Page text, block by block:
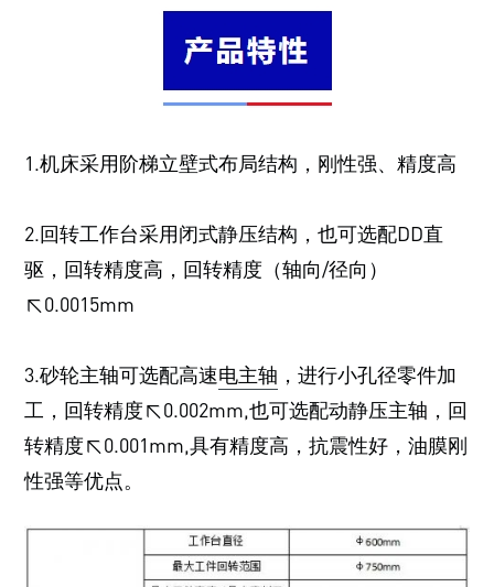
1.机床采用阶梯立壁式布局结构，刚性强、精度高
2.回转工作台采用闭式静压结构，也可选配DD直
驱，回转精度高，回转精度（轴向/径向）
≤0.0015mm
3.砂轮主轴可选配高速电主轴 ，进行小孔径零件加
工，回转精度≤0.002mm,也可选配动静压主轴，回
转精度≤0.001mm,具有精度高，抗震性好，油膜刚
性强等优点。